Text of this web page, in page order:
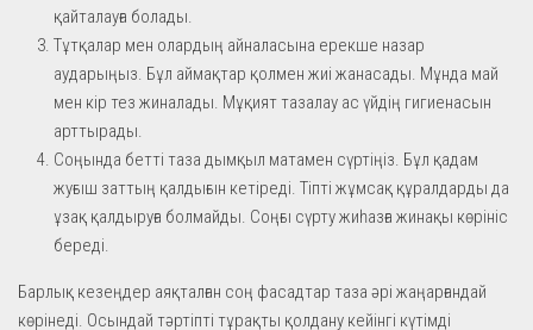
қайталауға болады.
Тұтқалар мен олардың айналасына ерекше назар
аударыңыз. Бұл аймақтар қолмен жиі жанасады. Мұнда май
мен кір тез жиналады. Мұқият тазалау ас үйдің гигиенасын
арттырады.
Соңында бетті таза дымқыл матамен сүртіңіз. Бұл қадам
жуғыш заттың қалдығын кетіреді. Тіпті жұмсақ құралдарды да
ұзақ қалдыруға болмайды. Соңғы сүрту жиһазға жинақы көрініс
береді.
Барлық кезеңдер аяқталған соң фасадтар таза әрі жаңарғандай
көрінеді. Осындай тәртіпті тұрақты қолдану кейінгі күтімді